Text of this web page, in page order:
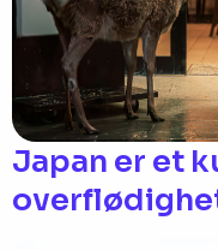
Japan er et